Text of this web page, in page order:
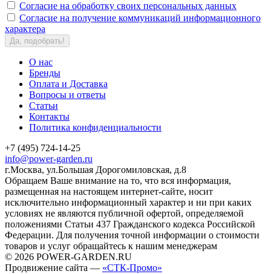
Согласие на обработку своих персональных данных
Согласие на получение коммуникаций информационного
характера
Да, подобрать!
О нас
Бренды
Оплата и Доставка
Вопросы и ответы
Статьи
Контакты
Политика конфиденциальности
+7 (495) 724-14-25
info@power-garden.ru
г.Москва, ул.Большая Дорогомиловская, д.8
Обращаем Ваше внимание на то, что вся информация,
размещенная на настоящем интернет-сайте, носит
исключительно информационный характер и ни при каких
условиях не являются публичной офертой, определяемой
положениями Статьи 437 Гражданского кодекса Российской
Федерации. Для получения точной информации о стоимости
товаров и услуг обращайтесь к нашим менеджерам
© 2026 POWER-GARDEN.RU
Продвижение сайта — «СТК-Промо»